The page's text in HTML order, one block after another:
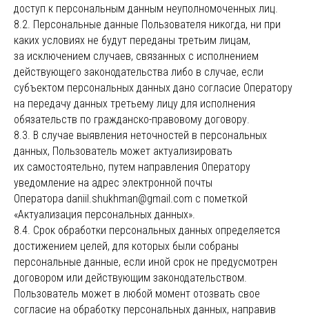
доступ к персональным данным неуполномоченных лиц.
8.2. Персональные данные Пользователя никогда, ни при
каких условиях не будут переданы третьим лицам,
за исключением случаев, связанных с исполнением
действующего законодательства либо в случае, если
субъектом персональных данных дано согласие Оператору
на передачу данных третьему лицу для исполнения
обязательств по гражданско-правовому договору.
8.3. В случае выявления неточностей в персональных
данных, Пользователь может актуализировать
их самостоятельно, путем направления Оператору
уведомление на адрес электронной почты
Оператора daniil.shukhman@gmail.com с пометкой
«Актуализация персональных данных».
8.4. Срок обработки персональных данных определяется
достижением целей, для которых были собраны
персональные данные, если иной срок не предусмотрен
договором или действующим законодательством.
Пользователь может в любой момент отозвать свое
согласие на обработку персональных данных, направив
BRIDGE-N
Сайт может содержать информацию, запрещенную
для распространения среди детей (18+)
linkedIn
Публичная оферта
Политика конфиденциальности
Все материалы, содержащиеся на данном сайте,
включая тексты, программное обеспечение,
изображения, иллюстрации, дизайн, фотографии,
видеофайлы, музыка, звуки, товарные знаки и знаки
обслуживания, логотипы и другие объекты
являются охраняемыми объектами
интеллектуальной собственности, исключительные
права на использование которых принадлежат
правообладателям.
Запрещается полное или частичное копирование
© BRIDGE-N 2025